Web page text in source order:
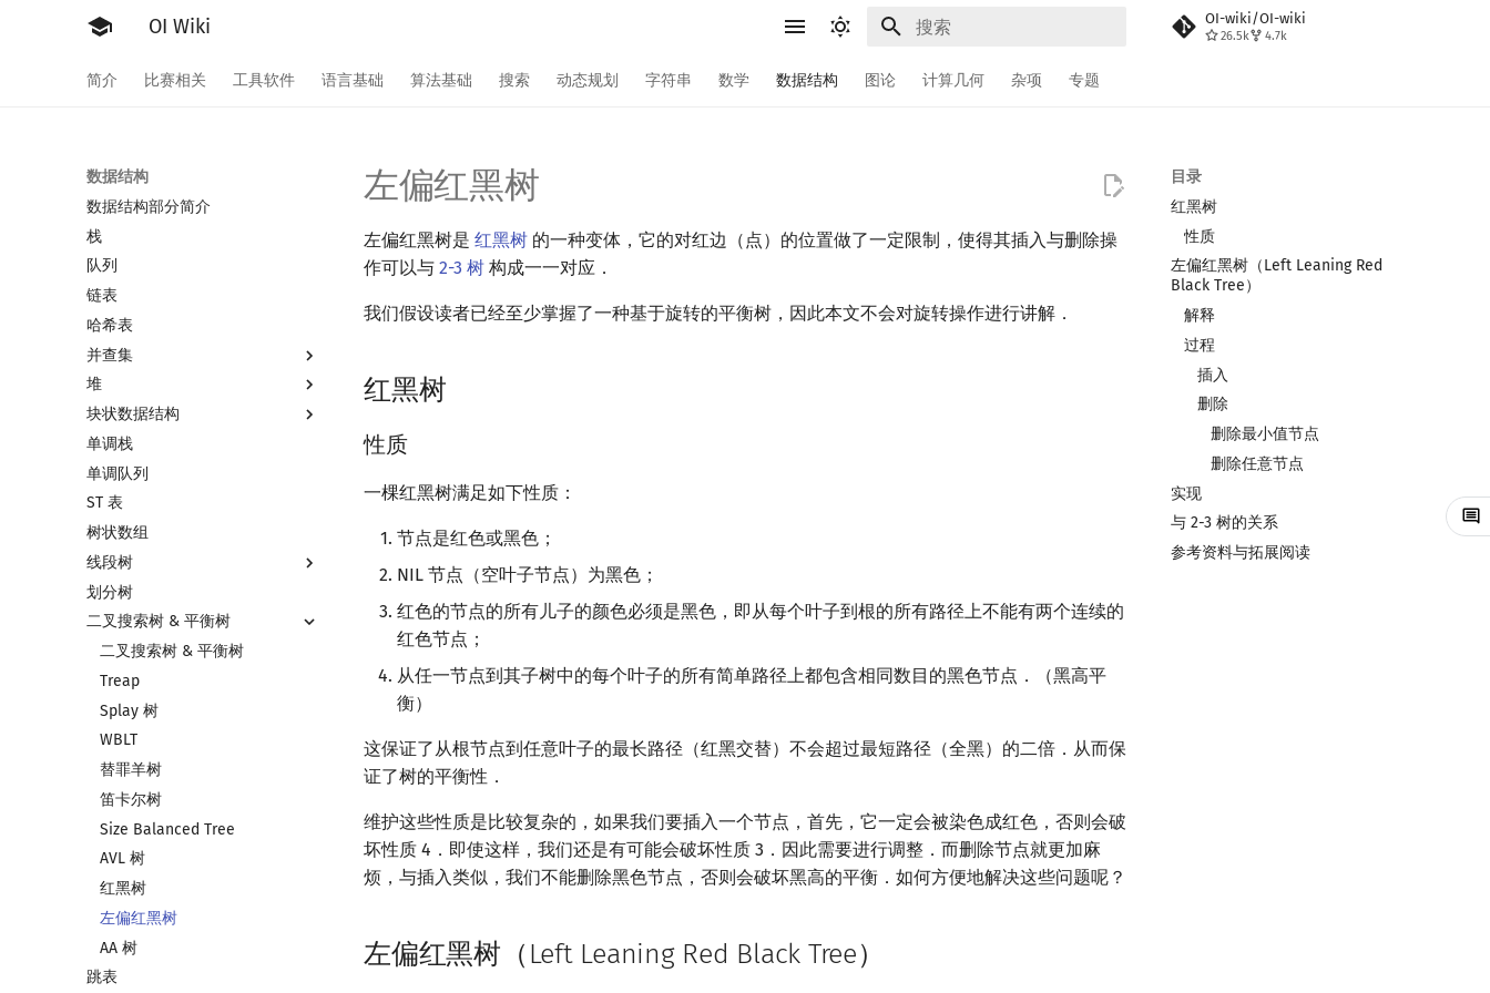
OI Wiki OI-wiki/OI-wiki
26.5k 4.7k
简介 比赛相关 工具软件 语言基础 算法基础 搜索 动态规划 字符串 数学 数据结构 图论 计算几何 杂项 专题
数据结构
数据结构部分简介
栈
队列
链表
哈希表
并查集
并查集
并查集复杂度
堆
堆简介
二叉堆
配对堆
左偏树
块状数据结构
分块思想
块状数组
块状链表
树分块
Sqrt Tree
单调栈
单调队列
ST 表
树状数组
线段树
线段树基础
线段树合并 & 分裂
李超线段树
猫树
区间最值操作 & 区间历史最值
Kinetic Tournament Tree
划分树
二叉搜索树 & 平衡树
二叉搜索树 & 平衡树
Treap
Splay 树
WBLT
替罪羊树
笛卡尔树
Size Balanced Tree
AVL 树
红黑树
左偏红黑树
AA 树
跳表
目录
红黑树
性质
左偏红黑树（Left Leaning Red
Black Tree）
解释
过程
插入
删除
删除最小值节点
删除任意节点
实现
与 2-3 树的关系
参考资料与拓展阅读
左偏红黑树
左偏红黑树是 红黑树 的一种变体，它的对红边（点）的位置做了一定限制，使得其插入与删除操
作可以与 2-3 树 构成一一对应．
我们假设读者已经至少掌握了一种基于旋转的平衡树，因此本文不会对旋转操作进行讲解．
红黑树
性质
一棵红黑树满足如下性质：
节点是红色或黑色；
NIL 节点（空叶子节点）为黑色；
红色的节点的所有儿子的颜色必须是黑色，即从每个叶子到根的所有路径上不能有两个连续的
红色节点；
从任一节点到其子树中的每个叶子的所有简单路径上都包含相同数目的黑色节点．（黑高平
衡）
这保证了从根节点到任意叶子的最长路径（红黑交替）不会超过最短路径（全黑）的二倍．从而保
证了树的平衡性．
维护这些性质是比较复杂的，如果我们要插入一个节点，首先，它一定会被染色成红色，否则会破
坏性质 4．即使这样，我们还是有可能会破坏性质 3．因此需要进行调整．而删除节点就更加麻
烦，与插入类似，我们不能删除黑色节点，否则会破坏黑高的平衡．如何方便地解决这些问题呢？
左偏红黑树（Left Leaning Red Black Tree）